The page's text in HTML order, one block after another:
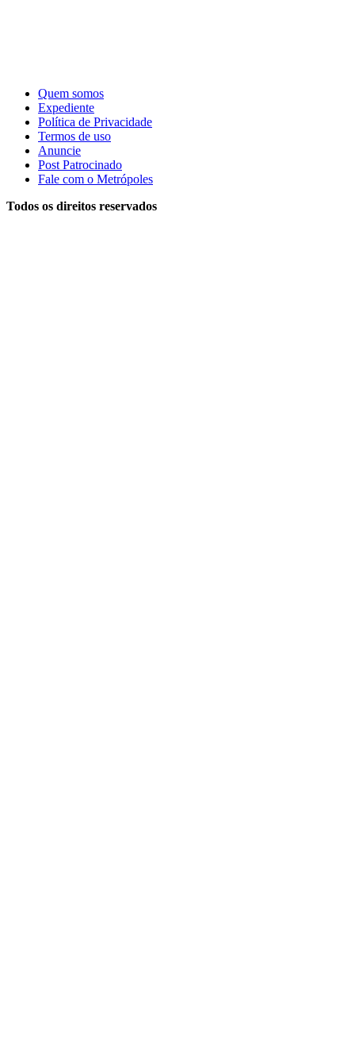
Quem somos
Expediente
Política de Privacidade
Termos de uso
Anuncie
Post Patrocinado
Fale com o Metrópoles
Todos os direitos reservados